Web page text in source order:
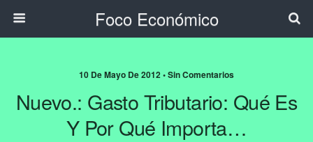
Foco Económico
10 De Mayo De 2012 • Sin Comentarios
Nuevo.: Gasto Tributario: Qué Es
Y Por Qué Importa…